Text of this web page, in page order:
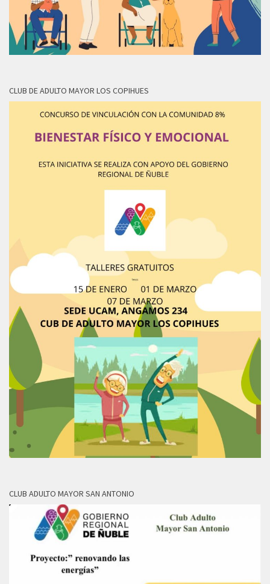
CLUB DE ADULTO MAYOR LOS COPIHUES
CLUB ADULTO MAYOR SAN ANTONIO